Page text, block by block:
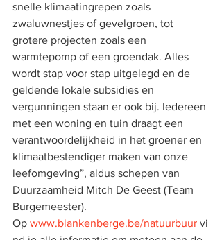
snelle klimaatingrepen zoals
zwaluwnestjes of gevelgroen, tot
grotere projecten zoals een
warmtepomp of een groendak. Alles
wordt stap voor stap uitgelegd en de
geldende lokale subsidies en
vergunningen staan er ook bij. Iedereen
met een woning en tuin draagt een
verantwoordelijkheid in het groener en
klimaatbestendiger maken van onze
leefomgeving”, aldus schepen van
Duurzaamheid Mitch De Geest (Team
Burgemeester).
Op www.blankenberge.be/natuurbuur vi